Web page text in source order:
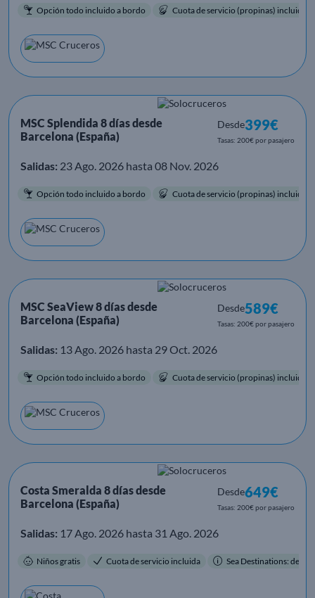
Opción todo incluido a bordo Cuota de servicio (propinas) incluida.
MSC Splendida 8 días desde
Barcelona (España)
Desde399€
Tasas: 200€ por pasajero
Salidas: 23 Ago. 2026 hasta 08 Nov. 2026
Opción todo incluido a bordo Cuota de servicio (propinas) incluida.
MSC SeaView 8 días desde
Barcelona (España)
Desde589€
Tasas: 200€ por pasajero
Salidas: 13 Ago. 2026 hasta 29 Oct. 2026
Opción todo incluido a bordo Cuota de servicio (propinas) incluida.
Costa Smeralda 8 días desde
Barcelona (España)
Desde649€
Tasas: 200€ por pasajero
Salidas: 17 Ago. 2026 hasta 31 Ago. 2026
Niños gratis Cuota de servicio incluida Sea Destinations: